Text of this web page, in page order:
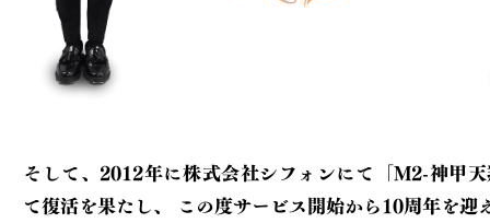
そして、2012年に株式会社シフォンにて「M2-神甲
て復活を果たし、